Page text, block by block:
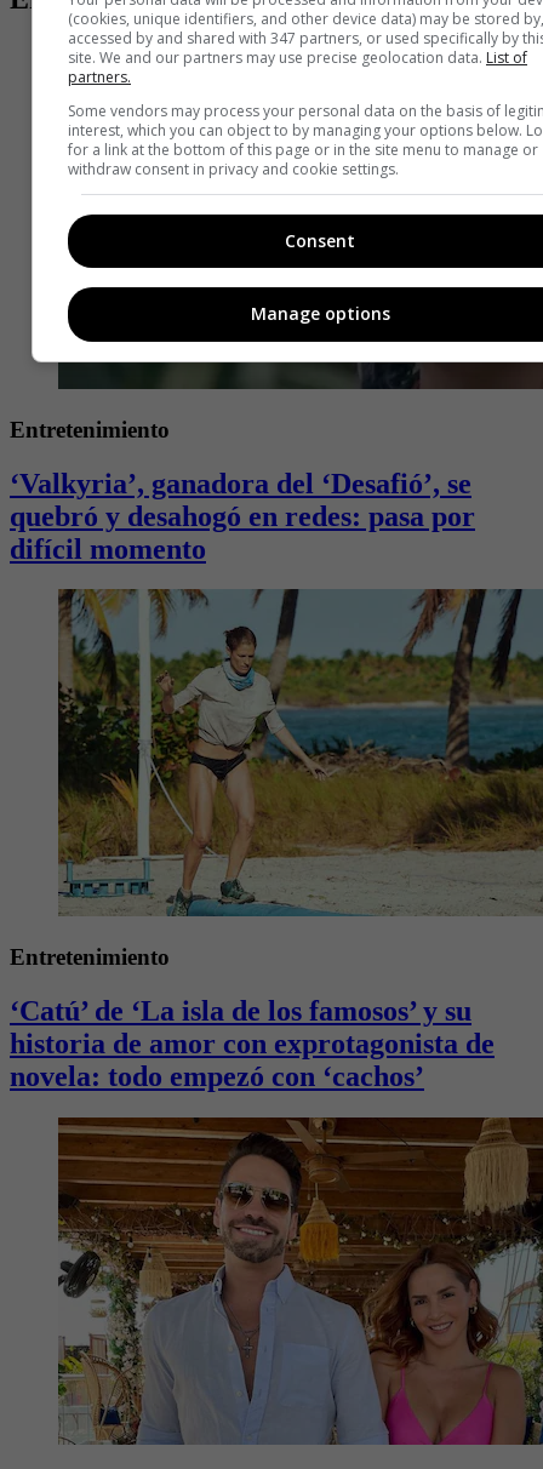
Entretenimiento
‘Valkyria’, ganadora del ‘Desafió’, se
quebró y desahogó en redes: pasa por
difícil momento
Entretenimiento
‘Catú’ de ‘La isla de los famosos’ y su
historia de amor con exprotagonista de
novela: todo empezó con ‘cachos’
(cookies, unique identifiers, and other device data) may be stored by,
accessed by and shared with 347 partners, or used specifically by
site. We and our partners may use precise geolocation data. List of
partners.
Some vendors may process your personal data on the basis of
interest, which you can object to by managing your options below.
for a link at the bottom of this page or in the site menu to manage or
withdraw consent in privacy and cookie settings.
Consent
Manage options